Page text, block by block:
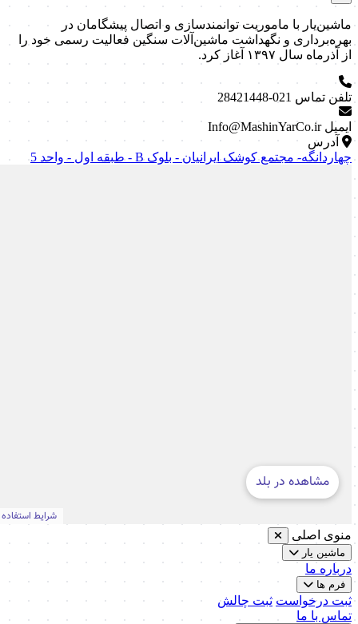
ماشین‌یار با ماموریت توانمندسازی و اتصال پیشگامان در
بهره‌برداری و نگهداشت ماشین‌آلات سنگین فعالیت رسمی خود را
از آذرماه سال ۱۳۹۷ آغاز کرد.
تلفن تماس 021-28421448
ایمیل Info@MashinYarCo.ir
آدرس
چهاردانگه- مجتمع کوشک ایرانیان - بلوک B - طبقه اول - واحد 5
منوی اصلی
ماشین یار
درباره ما
فرم ها
ثبت درخواست ثبت چالش
تماس با ما